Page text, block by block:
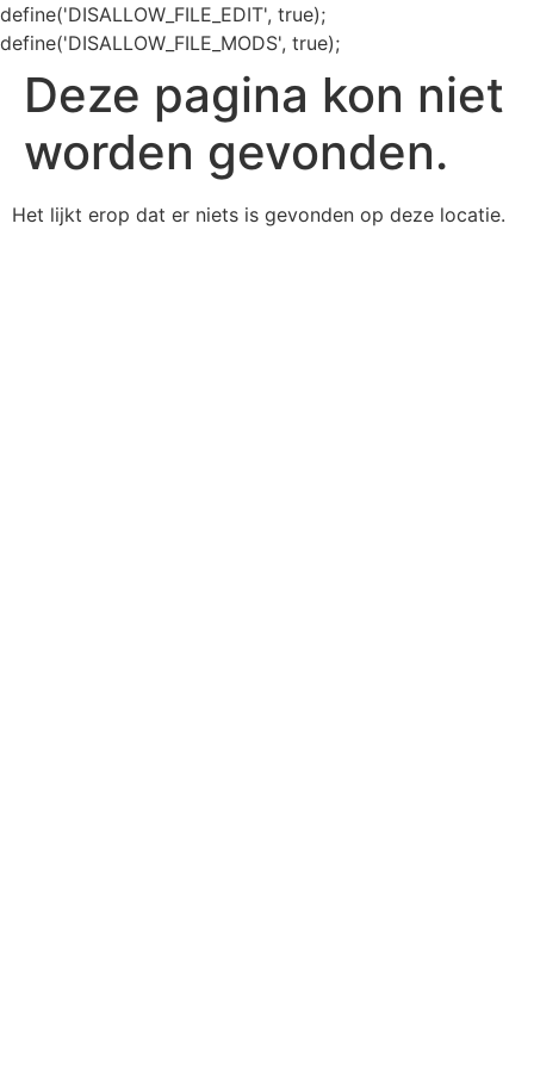
define('DISALLOW_FILE_EDIT', true);
define('DISALLOW_FILE_MODS', true);
Deze pagina kon niet
worden gevonden.
Het lijkt erop dat er niets is gevonden op deze locatie.